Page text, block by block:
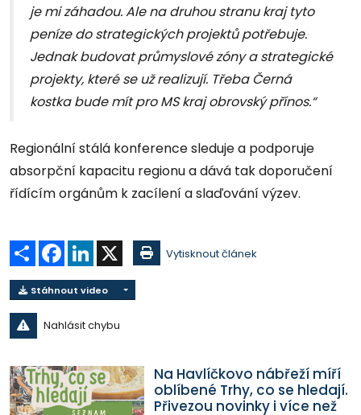
je mi záhadou. Ale na druhou stranu kraj tyto
peníze do strategických projektů potřebuje.
Jednak budovat průmyslové zóny a strategické
projekty, které se už realizují. Třeba Černá
kostka bude mít pro MS kraj obrovský přínos.“
Regionální stálá konference sleduje a podporuje
absorpční kapacitu regionu a dává tak doporučení
řídícím orgánům k zacílení a slaďování výzev.
Sdílet Facebook
LinkedIn Vytisknout článek
Stáhnout video
Nahlásit chybu
Na Havlíčkovo nábřeží míří
oblíbené Trhy, co se hledají.
Přivezou novinky i více než